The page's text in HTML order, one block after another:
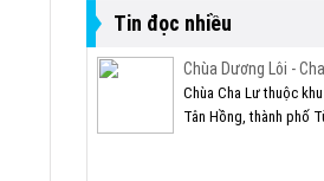
Tin đọc nhiều
Chùa Dương Lôi -
Chùa Cha Lư thuộc
Tân Hồng, thành phố